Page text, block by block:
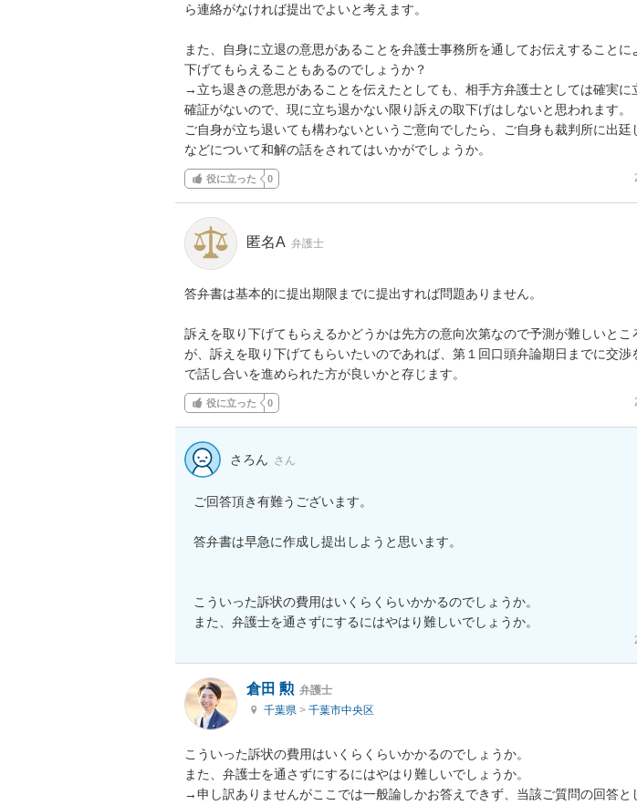
ら連絡がなければ提出でよいと考えます。
また、自身に立退の意思があることを弁護士事務所を通してお伝えすることに
下げてもらえることもあるのでしょうか？
→立ち退きの意思があることを伝えたとしても、相手方弁護士としては確実に
確証がないので、現に立ち退かない限り訴えの取下げはしないと思われます。
ご自身が立ち退いても構わないというご意向でしたら、ご自身も裁判所に出廷
などについて和解の話をされてはいかがでしょうか。
役に立った 0
匿名A 弁護士
答弁書は基本的に提出期限までに提出すれば問題ありません。
訴えを取り下げてもらえるかどうかは先方の意向次第なので予測が難しいとこ
が、訴えを取り下げてもらいたいのであれば、第１回口頭弁論期日までに交渉
で話し合いを進められた方が良いかと存じます。
役に立った 0
さろん さん
ご回答頂き有難うございます。
答弁書は早急に作成し提出しようと思います。
こういった訴状の費用はいくらくらいかかるのでしょうか。
また、弁護士を通さずにするにはやはり難しいでしょうか。
倉田 勲 弁護士
千葉県 > 千葉市中央区
こういった訴状の費用はいくらくらいかかるのでしょうか。
また、弁護士を通さずにするにはやはり難しいでしょうか。
→申し訳ありませんがここでは一般論しかお答えできず、当該ご質問の回答と